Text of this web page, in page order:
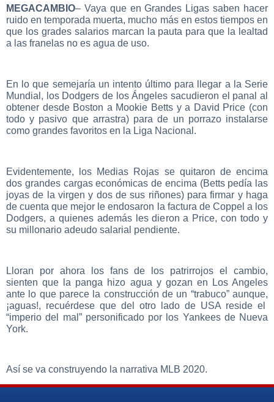
MEGACAMBIO– Vaya que en Grandes Ligas saben hacer
ruido en temporada muerta, mucho más en estos tiempos en
que los grades salarios marcan la pauta para que la lealtad
a las franelas no es agua de uso.
En lo que semejaría un intento último para llegar a la Serie
Mundial, los Dodgers de los Ángeles sacudieron el panal al
obtener desde Boston a Mookie Betts y a David Price (con
todo y pasivo que arrastra) para de un porrazo instalarse
como grandes favoritos en la Liga Nacional.
Evidentemente, los Medias Rojas se quitaron de encima
dos grandes cargas económicas de encima (Betts pedía las
joyas de la virgen y dos de sus riñones) para firmar y haga
de cuenta que mejor le endosaron la factura de Coppel a los
Dodgers, a quienes además les dieron a Price, con todo y
su millonario adeudo salarial pendiente.
Lloran por ahora los fans de los patrirrojos el cambio,
sienten que la panga hizo agua y gozan en Los Angeles
ante lo que parece la construcción de un “trabuco” aunque,
¡aguas!, recuérdese que del otro lado de USA reside el
“imperio del mal” personificado por los Yankees de Nueva
York.
Así se va construyendo la narrativa MLB 2020.